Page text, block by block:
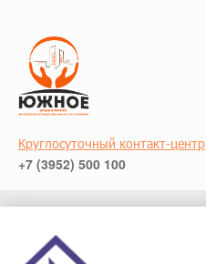
Круглосуточный контакт-центр
+7 (3952) 500 100